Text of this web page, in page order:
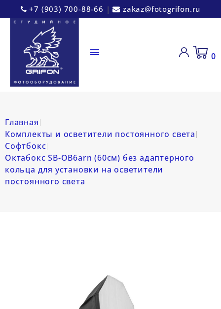
+7 (903) 700-88-66 | zakaz@fotogrifon.ru
 0
Главная
Комплекты и осветители постоянного света
Софтбокс
Октабокс SB-OB6arn (60см) без адаптерного
кольца для установки на осветители
постоянного света